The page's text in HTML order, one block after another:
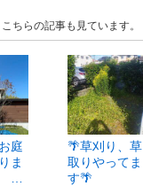
ちらの記事も見ています。
庭
ま
…
🌴草刈り、草
取りやってま
す🌴